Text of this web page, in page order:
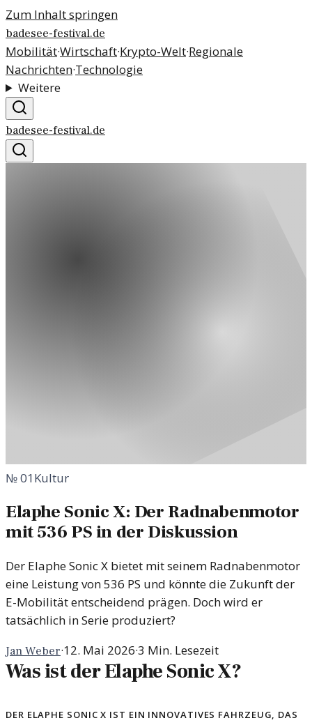
Zum Inhalt springen
badesee-festival.de
Mobilität·Wirtschaft·Krypto-Welt·Regionale
Nachrichten·Technologie
Weitere
badesee-festival.de
№01Kultur
Elaphe Sonic X: Der Radnabenmotor
mit 536 PS in der Diskussion
Der Elaphe Sonic X bietet mit seinem Radnabenmotor
eine Leistung von 536 PS und könnte die Zukunft der
E-Mobilität entscheidend prägen. Doch wird er
tatsächlich in Serie produziert?
Jan Weber·12. Mai 2026·3 Min. Lesezeit
Was ist der Elaphe Sonic X?
Der Elaphe Sonic X ist ein innovatives Fahrzeug, das